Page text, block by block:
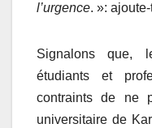
l’urgence. »: ajoute-
Signalons que,
étudiants et
contraints de ne
universitaire de